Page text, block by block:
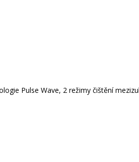
Pulse Wave, 2 režimy čištění